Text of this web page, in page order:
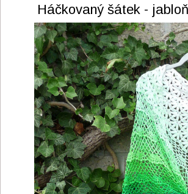
Háčkovaný šátek -